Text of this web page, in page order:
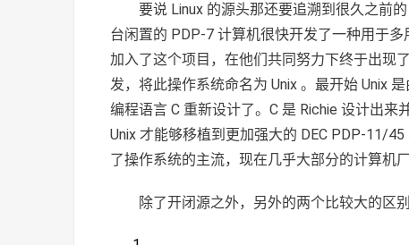
要说 Linux 的源头那还要追溯到很久之前
台闲置的 PDP-7 计算机很快开发了一种用于
加入了这个项目，在他们共同努力下终于出现
发，将此操作系统命名为 Unix 。最开始 Unix
编程语言 C 重新设计了。C 是 Richie 设计出来
Unix 才能够移植到更加强大的 DEC PDP-11/
了操作系统的主流，现在几乎大部分的计算机
除了开闭源之外，另外的两个比较大的区别